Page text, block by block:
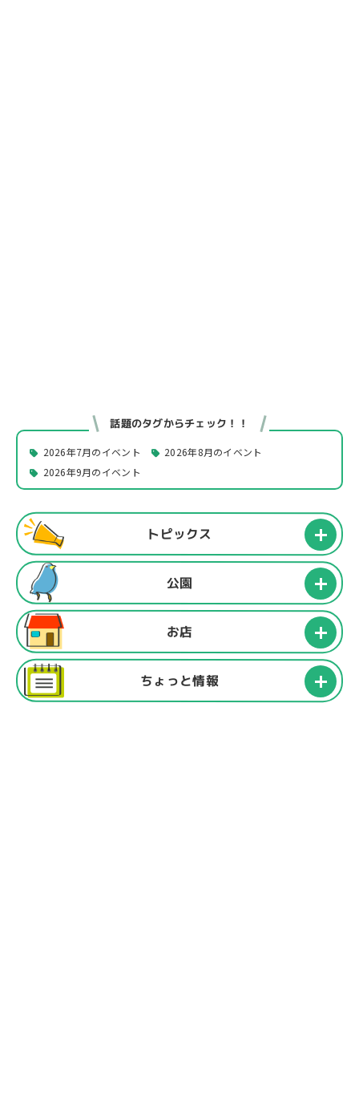
話題のタグからチェック！！
2026年7月のイベント
2026年8月のイベント
2026年9月のイベント
トピックス
公園
お店
ちょっと情報